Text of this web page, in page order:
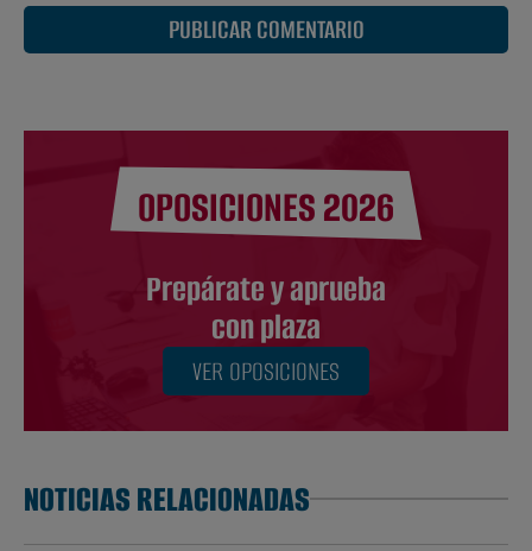
PUBLICAR COMENTARIO
OPOSICIONES 2026
Prepárate y aprueba
con plaza
VER OPOSICIONES
NOTICIAS RELACIONADAS